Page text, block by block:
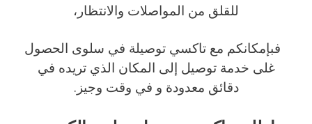
للقلق من المواصلات والانتظار،
فبإمكانكم مع تاكسي توصيلة في سلوى الحصول
غلى خدمة توصيل إلى المكان الذي تريده في
دقائق معدودة و في وقت وجيز.